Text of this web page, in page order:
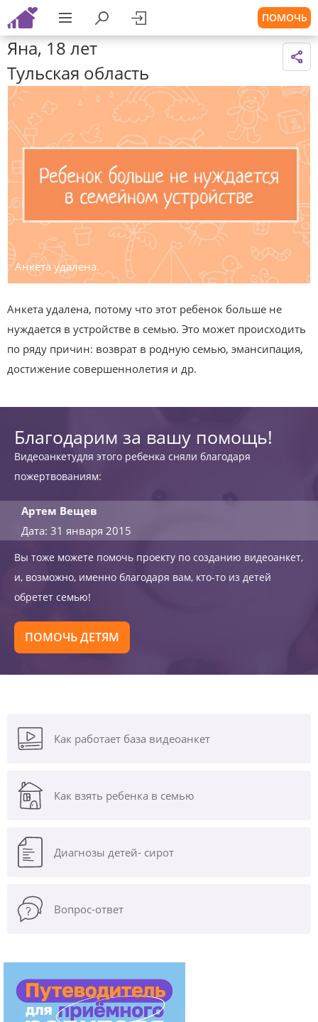
ПОМОЧЬ
Яна, 18 лет
Тульская область
Анкета удалена.
Анкета удалена, потому что этот ребенок больше не
нуждается в устройстве в семью. Это может происходить
по ряду причин: возврат в родную семью, эмансипация,
достижение совершеннолетия и др.
Благодарим за вашу помощь!
Видеоанкетудля этого ребенка сняли благодаря
пожертвованиям:
Артем Вещев
Дата: 31 января 2015
Вы тоже можете помочь проекту по созданию видеоанкет,
и, возможно, именно благодаря вам, кто-то из детей
обретет семью!
ПОМОЧЬ ДЕТЯМ
Как работает база видеоанкет
Как взять ребенка в семью
Диагнозы детей- сирот
Вопрос-ответ